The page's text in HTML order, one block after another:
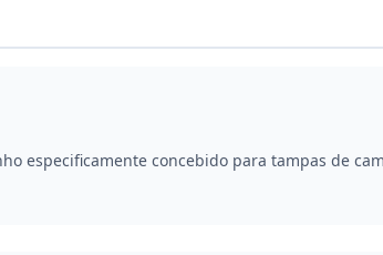
especificamente concebido para tampas de